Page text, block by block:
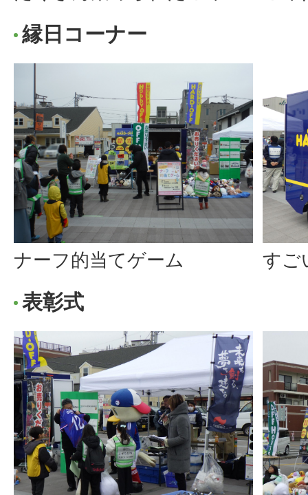
縁日コーナー
ナーフ的当てゲーム すご
表彰式